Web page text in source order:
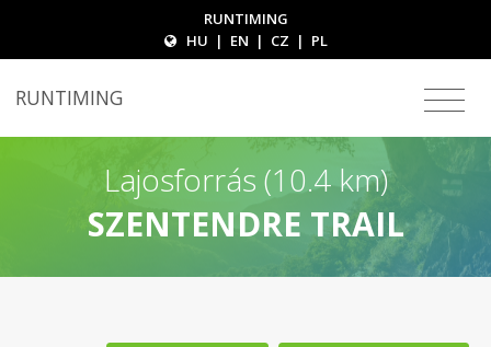
RUNTIMING
HU | EN | CZ | PL
RUNTIMING
Lajosforrás (10.4 km)
SZENTENDRE TRAIL